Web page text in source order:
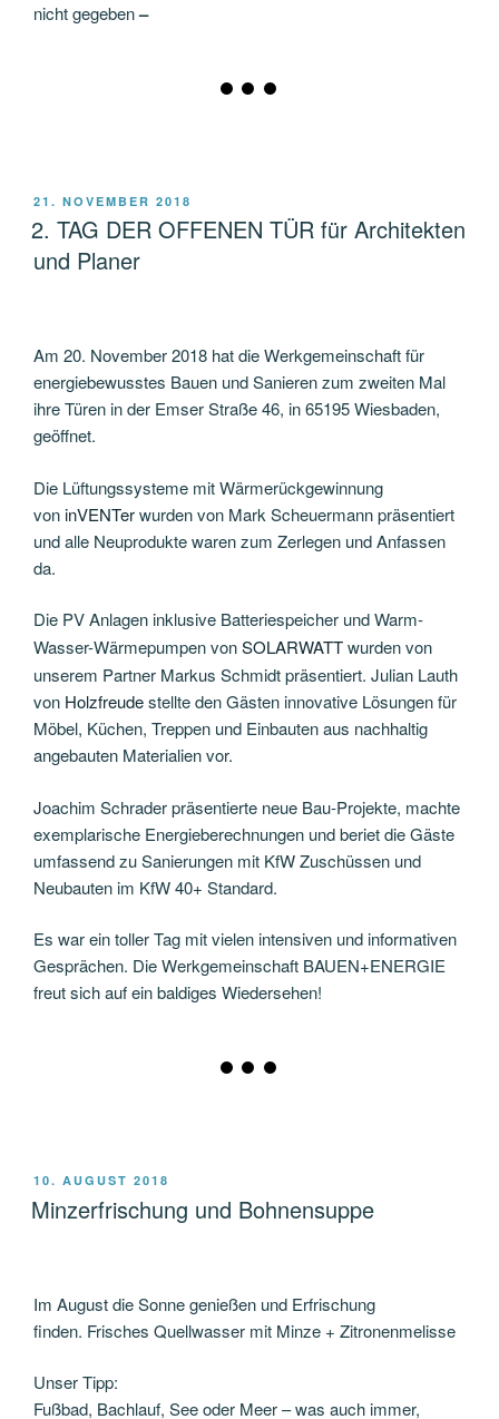
nicht gegeben–
VERÖFFENTLICHT
AM
21. NOVEMBER 2018
2. TAG DER OFFENEN TÜR für Architekten
und Planer
Am 20. November 2018 hat die Werkgemeinschaft für
energiebewusstes Bauen und Sanieren zum zweiten Mal
ihre Türen in der Emser Straße 46, in 65195 Wiesbaden,
geöffnet.
Die Lüftungssysteme mit Wärmerückgewinnung
voninVENTerwurden von Mark Scheuermann präsentiert
und alle Neuprodukte waren zum Zerlegen und Anfassen
da.
Die PV Anlagen inklusive Batteriespeicher und Warm-
Wasser-Wärmepumpen vonSOLARWATTwurden von
unserem Partner Markus Schmidt präsentiert. Julian Lauth
von Holzfreudestellte den Gästen innovative Lösungen für
Möbel, Küchen, Treppen und Einbauten aus nachhaltig
angebauten Materialien vor.
Joachim Schrader präsentierte neue Bau-Projekte, machte
exemplarische Energieberechnungen und beriet die Gäste
umfassend zu Sanierungen mit KfW Zuschüssen und
Neubauten im KfW 40+ Standard.
Es war ein toller Tag mit vielen intensiven und informativen
Gesprächen. Die Werkgemeinschaft BAUEN+ENERGIE
freut sich auf ein baldiges Wiedersehen!
VERÖFFENTLICHT
AM
10. AUGUST 2018
Minzerfrischung und Bohnensuppe
Im August die Sonne genießen und Erfrischung
finden. Frisches Quellwasser mit Minze + Zitronenmelisse
Unser Tipp:
Fußbad, Bachlauf, See oder Meer – was auch immer,